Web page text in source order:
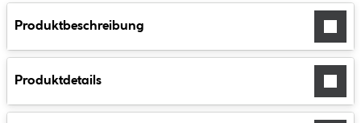
Produktbeschreibung
Produktdetails